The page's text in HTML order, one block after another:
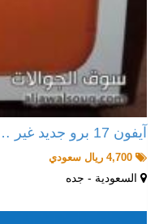
آيفون 17 برو جديد غير …
السعودية - جده